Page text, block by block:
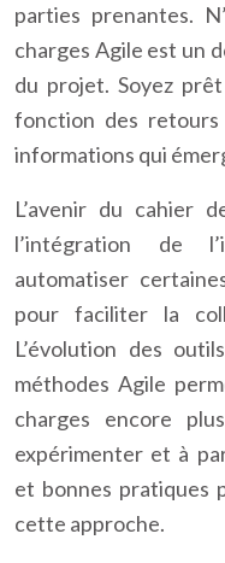
parties prenantes.
charges Agile est un
du projet. Soyez
fonction des retours
informations qui
L’avenir du cahier
l’intégration de
automatiser
pour faciliter la
L’évolution des
méthodes Agile
charges encore
expérimenter et à
et bonnes pratiques
cette approche.